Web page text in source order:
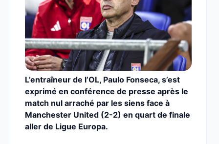
L’entraîneur de l’OL, Paulo Fonseca, s’est
exprimé en conférence de presse après le
match nul arraché par les siens face à
Manchester United (2-2) en quart de finale
aller de Ligue Europa.